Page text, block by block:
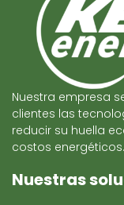
Nuestra empresa
clientes las
reducir su huella
costos energéticos.
Nuestras